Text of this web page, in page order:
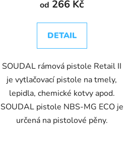
od 266 Kč
DETAIL
SOUDAL rámová pistole Retail II
je vytlačovací pistole na tmely,
lepidla, chemické kotvy apod.
SOUDAL pistole NBS-MG ECO je
určená na pistolové pěny.